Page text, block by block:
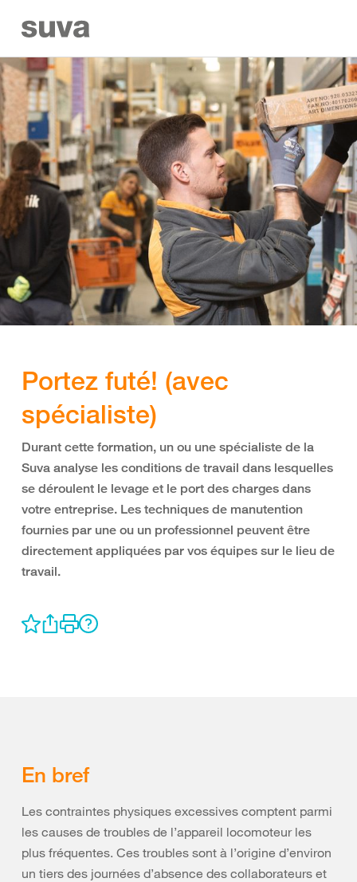
Portez futé! (avec
spécialiste)
Durant cette formation, un ou une spécialiste de la
Suva analyse les conditions de travail dans lesquelles
se déroulent le levage et le port des charges dans
votre entreprise. Les techniques de manutention
fournies par une ou un professionnel peuvent être
directement appliquées par vos équipes sur le lieu de
travail.
En bref
Les contraintes physiques excessives comptent parmi
les causes de troubles de l’appareil locomoteur les
plus fréquentes. Ces troubles sont à l’origine d’environ
un tiers des journées d’absence des collaborateurs et